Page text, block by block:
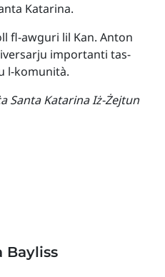
Katarina.
fl-awguri lil Kan. Anton
importanti tas-
l-komunità.
Santa Katarina Iż-Żejtun
Bayliss